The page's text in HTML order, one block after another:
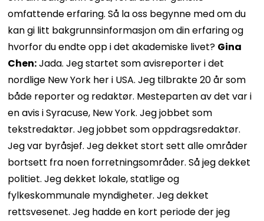
omfattende erfaring. Så la oss begynne med om du
kan gi litt bakgrunnsinformasjon om din erfaring og
hvorfor du endte opp i det akademiske livet? Gina
Chen:Jada. Jeg startet som avisreporter i det
nordlige New York her i USA. Jeg tilbrakte 20 år som
både reporter og redaktør. Mesteparten av det var i
en avis i Syracuse, New York. Jeg jobbet som
tekstredaktør. Jeg jobbet som oppdragsredaktør.
Jeg var byråsjef. Jeg dekket stort sett alle områder
bortsett fra noen forretningsområder. Så jeg dekket
politiet. Jeg dekket lokale, statlige og
fylkeskommunale myndigheter. Jeg dekket
rettsvesenet. Jeg hadde en kort periode der jeg